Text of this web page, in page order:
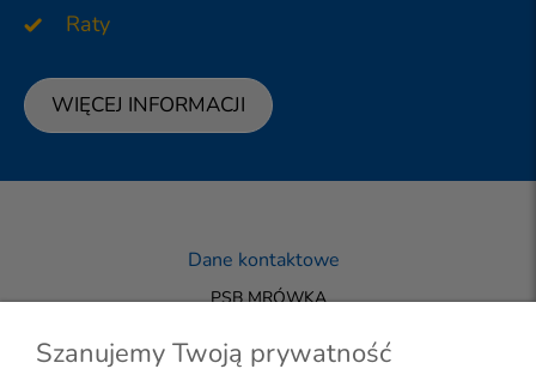
Raty
WIĘCEJ INFORMACJI
Dane kontaktowe
PSB MRÓWKA
+48 723 144 455
biuro@mrowka-sklepdt.pl
Szanujemy Twoją prywatność